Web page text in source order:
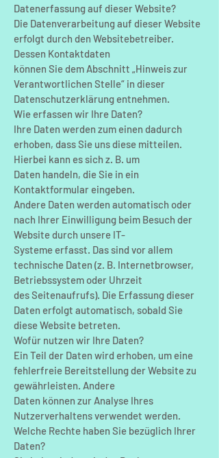
Datenerfassung auf dieser Website?
Die Datenverarbeitung auf dieser Website
erfolgt durch den Websitebetreiber.
Dessen Kontaktdaten
können Sie dem Abschnitt „Hinweis zur
Verantwortlichen Stelle“ in dieser
Datenschutzerklärung entnehmen.
Wie erfassen wir Ihre Daten?
Ihre Daten werden zum einen dadurch
erhoben, dass Sie uns diese mitteilen.
Hierbei kann es sich z. B. um
Daten handeln, die Sie in ein
Kontaktformular eingeben.
Andere Daten werden automatisch oder
nach Ihrer Einwilligung beim Besuch der
Website durch unsere IT-
Systeme erfasst. Das sind vor allem
technische Daten (z. B. Internetbrowser,
Betriebssystem oder Uhrzeit
des Seitenaufrufs). Die Erfassung dieser
Daten erfolgt automatisch, sobald Sie
diese Website betreten.
Wofür nutzen wir Ihre Daten?
Ein Teil der Daten wird erhoben, um eine
fehlerfreie Bereitstellung der Website zu
gewährleisten. Andere
Daten können zur Analyse Ihres
Nutzerverhaltens verwendet werden.
Welche Rechte haben Sie bezüglich Ihrer
Daten?